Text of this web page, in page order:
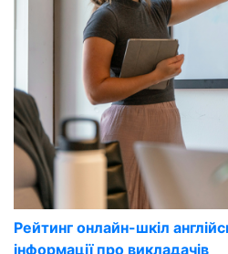
Рейтинг онлайн-шкіл
інформації про викладачів